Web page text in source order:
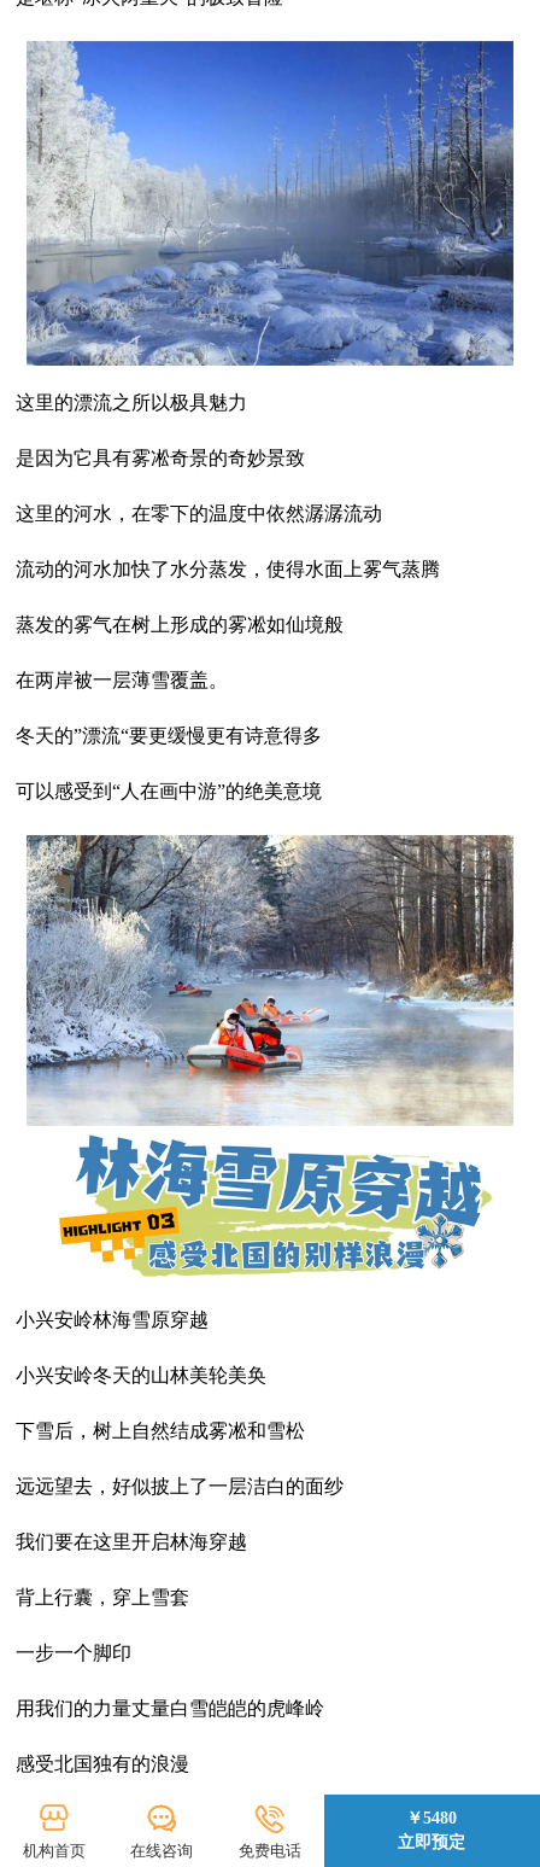
这里的漂流之所以极具魅力
是因为它具有雾凇奇景的奇妙景致
这里的河水，在零下的温度中依然潺潺流动
流动的河水加快了水分蒸发，使得水面上雾气蒸腾
蒸发的雾气在树上形成的雾凇如仙境般
在两岸被一层薄雪覆盖。
冬天的”漂流“要更缓慢更有诗意得多
可以感受到“人在画中游”的绝美意境
小兴安岭林海雪原穿越
小兴安岭冬天的山林美轮美奂
下雪后，树上自然结成雾凇和雪松
远远望去，好似披上了一层洁白的面纱
我们要在这里开启林海穿越
背上行囊，穿上雪套
一步一个脚印
用我们的力量丈量白雪皑皑的虎峰岭
感受北国独有的浪漫
机构首页 在线咨询 免费电话
￥5480
立即预定